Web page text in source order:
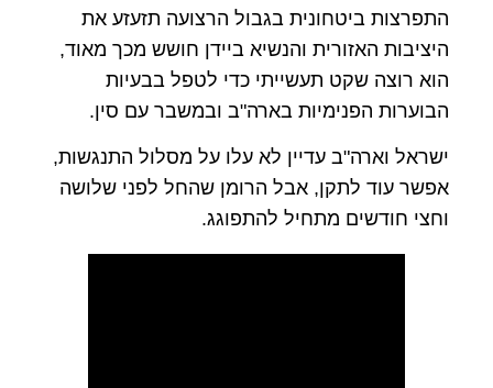
התפרצות ביטחונית בגבול הרצועה תזעזע את
היציבות האזורית והנשיא ביידן חושש מכך מאוד,
הוא רוצה שקט תעשייתי כדי לטפל בבעיות
הבוערות הפנימיות בארה"ב ובמשבר עם סין.
ישראל וארה"ב עדיין לא עלו על מסלול התנגשות,
אפשר עוד לתקן, אבל הרומן שהחל לפני שלושה
וחצי חודשים מתחיל להתפוגג.